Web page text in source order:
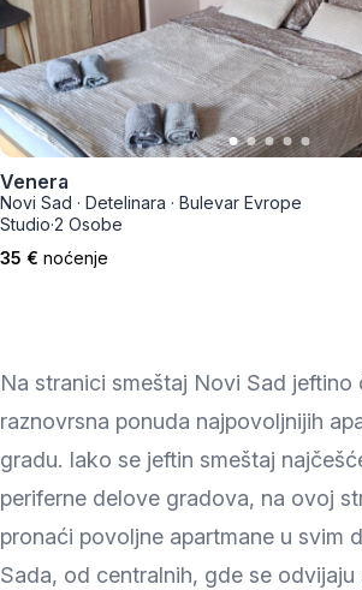
Venera
Novi Sad · Detelinara · Bulevar Evrope
Studio·2 Osobe
35 € noćenje
Na stranici smeštaj Novi Sad jeftino
raznovrsna ponuda najpovoljnijih
gradu. Iako se jeftin smeštaj
periferne delove gradova, na ovoj
pronaći povoljne apartmane u svim
Sada, od centralnih, gde se odvijaju